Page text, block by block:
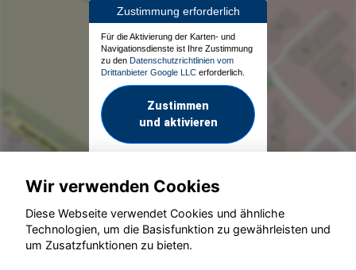
Zustimmung erforderlich
Für die Aktivierung der Karten- und
Navigationsdienste ist Ihre Zustimmung
zu den Datenschutzrichtlinien vom
Drittanbieter Google LLC erforderlich.
Zustimmen
und aktivieren
© konjunkturmotor.de GmbH 2020 - 2026
Wir verwenden Cookies
Diese Webseite verwendet Cookies und ähnliche
Technologien, um die Basisfunktion zu gewährleisten und
um Zusatzfunktionen zu bieten.